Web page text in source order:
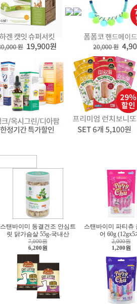
스탠바이미 동결건조 안심트
릿 닭가슴살 55g-국내산
7,000원
6,200원
스탠바이미 파티츄
어 60g (12gx5
2,000원
1,200원